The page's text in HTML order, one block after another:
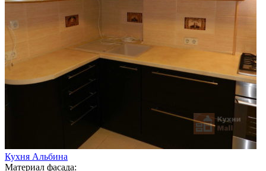
Кухня Альбина
Материал фасада: